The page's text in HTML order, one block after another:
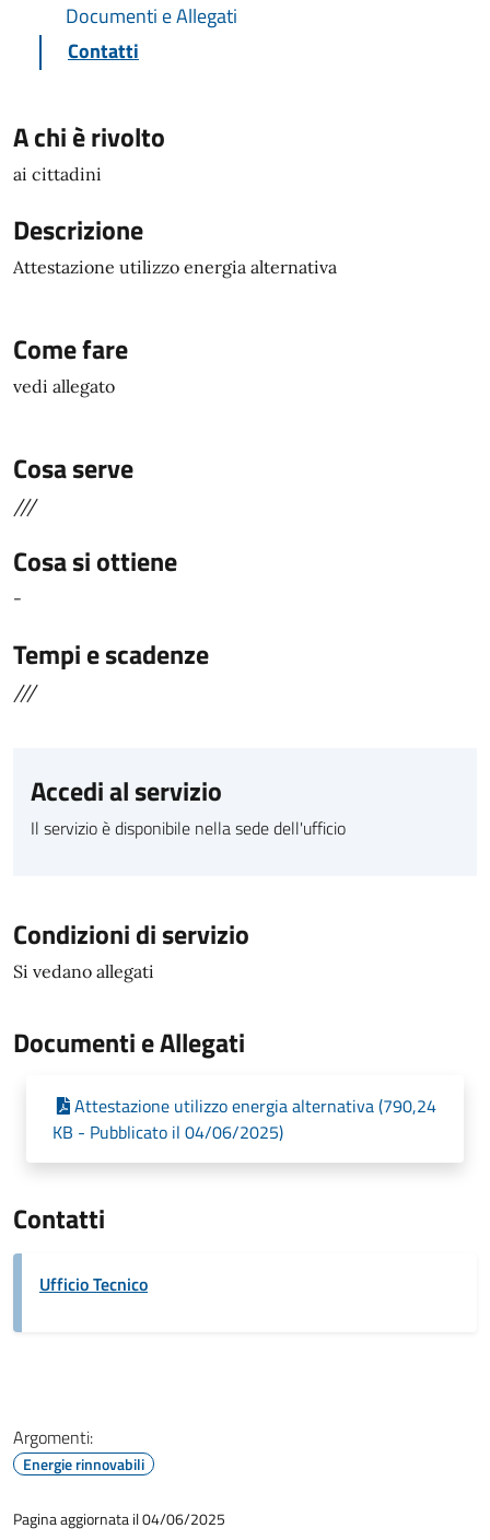
Documenti e Allegati
Contatti
A chi è rivolto
ai cittadini
Descrizione
Attestazione utilizzo energia alternativa
Come fare
vedi allegato
Cosa serve
///
Cosa si ottiene
-
Tempi e scadenze
///
Accedi al servizio
Il servizio è disponibile nella sede dell'ufficio
Condizioni di servizio
Si vedano allegati
Documenti e Allegati
Attestazione utilizzo energia alternativa (790,24
KB - Pubblicato il 04/06/2025)
Contatti
Ufficio Tecnico
Argomenti:
Energie rinnovabili
Pagina aggiornata il 04/06/2025